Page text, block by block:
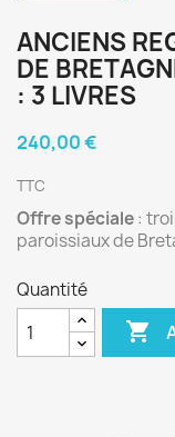
ANCIENS
DE
: 3 LIVRES
240,00 €
TTC
Offre spéciale:
paroissiaux de
Quantité
